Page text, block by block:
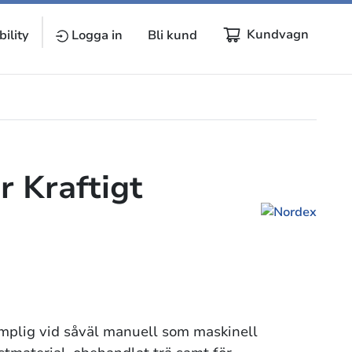
Logga in Bli kund Kundvagn
Kraftigt
vid såväl manuell som maskinell